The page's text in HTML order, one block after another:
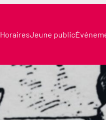
HorairesJeune public